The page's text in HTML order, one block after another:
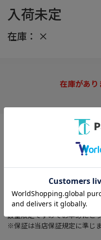
入荷未定
在庫： ×
在庫があり
記録メディアタイプ： メモリ
TVチューナー： フルセグ(地
搭載プレーヤー： DVD/CD
その他機能： 4x4地デジチュ
慮検索/Bluetooth 4.2+EDR/
箱は特に気にしない方！期
箱は少し破損していますが【
数量限定ですのでお早めにど
※保証は当店保証規定に準じま